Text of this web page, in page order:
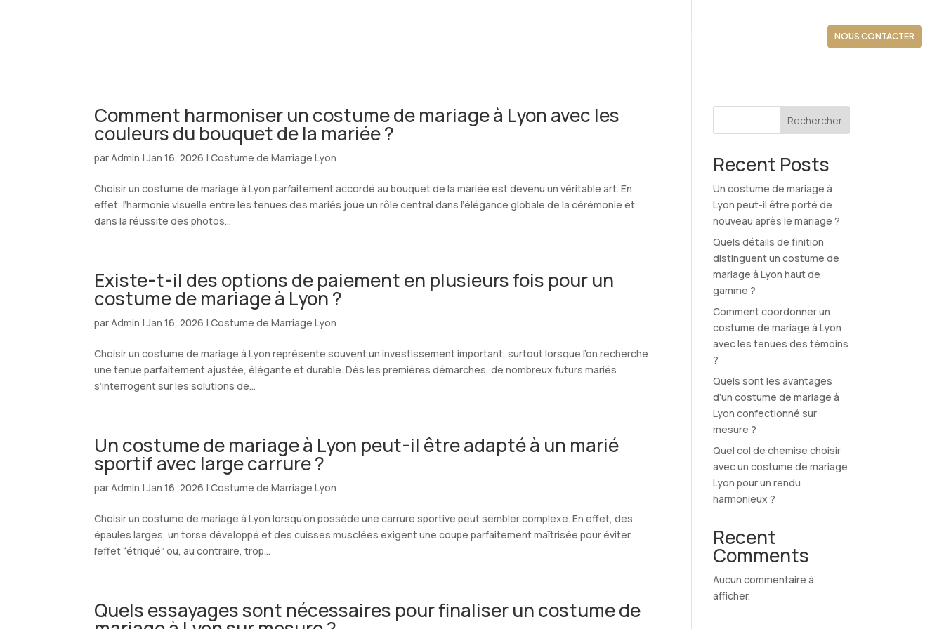
NOUS CONTACTER
Comment harmoniser un costume de mariage à Lyon avec les
couleurs du bouquet de la mariée ?
parAdmin |Jan 16, 2026 |Costume de Marriage Lyon
Choisir un costume de mariage à Lyon parfaitement accordé au bouquet de la mariée est devenu un véritable art. En
effet, l’harmonie visuelle entre les tenues des mariés joue un rôle central dans l’élégance globale de la cérémonie et
dans la réussite des photos...
Existe-t-il des options de paiement en plusieurs fois pour un
costume de mariage à Lyon ?
parAdmin |Jan 16, 2026 |Costume de Marriage Lyon
Choisir un costume de mariage à Lyon représente souvent un investissement important, surtout lorsque l’on recherche
une tenue parfaitement ajustée, élégante et durable. Dès les premières démarches, de nombreux futurs mariés
s’interrogent sur les solutions de...
Un costume de mariage à Lyon peut-il être adapté à un marié
sportif avec large carrure ?
parAdmin |Jan 16, 2026 |Costume de Marriage Lyon
Choisir un costume de mariage à Lyon lorsqu’on possède une carrure sportive peut sembler complexe. En effet, des
épaules larges, un torse développé et des cuisses musclées exigent une coupe parfaitement maîtrisée pour éviter
l’effet “étriqué” ou, au contraire, trop...
Quels essayages sont nécessaires pour finaliser un costume de
Rechercher
Recent Posts
Un costume de mariage à
Lyon peut-il être porté de
nouveau après le mariage ?
Quels détails de finition
distinguent un costume de
mariage à Lyon haut de
gamme ?
Comment coordonner un
costume de mariage à Lyon
avec les tenues des témoins
?
Quels sont les avantages
d’un costume de mariage à
Lyon confectionné sur
mesure ?
Quel col de chemise choisir
avec un costume de mariage
Lyon pour un rendu
harmonieux ?
Recent
Comments
Aucun commentaire à
afficher.